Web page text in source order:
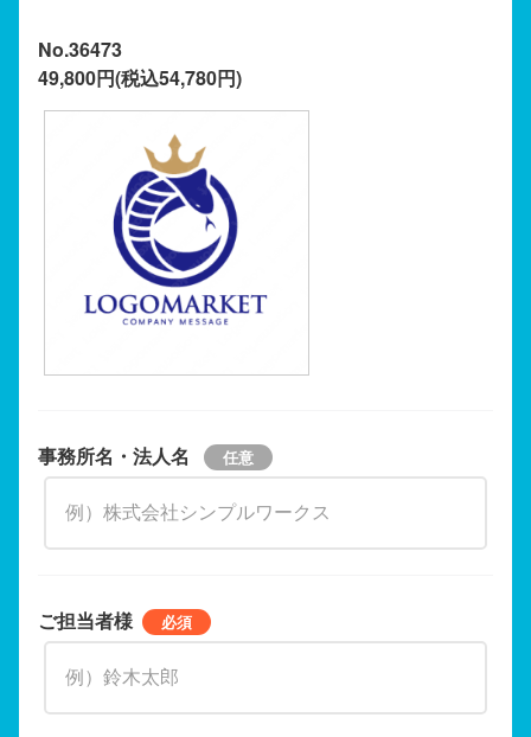
No.36473
49,800円(税込54,780円)
事務所名・法人名
ご担当者様